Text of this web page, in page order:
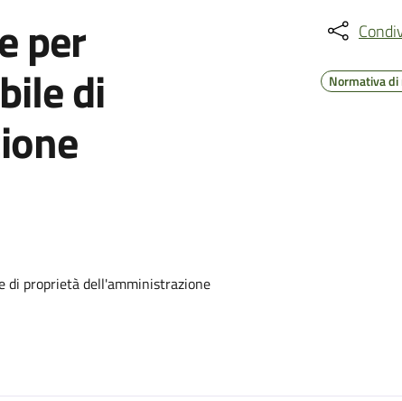
per
di
di proprietà dell'amministrazione
Normativa